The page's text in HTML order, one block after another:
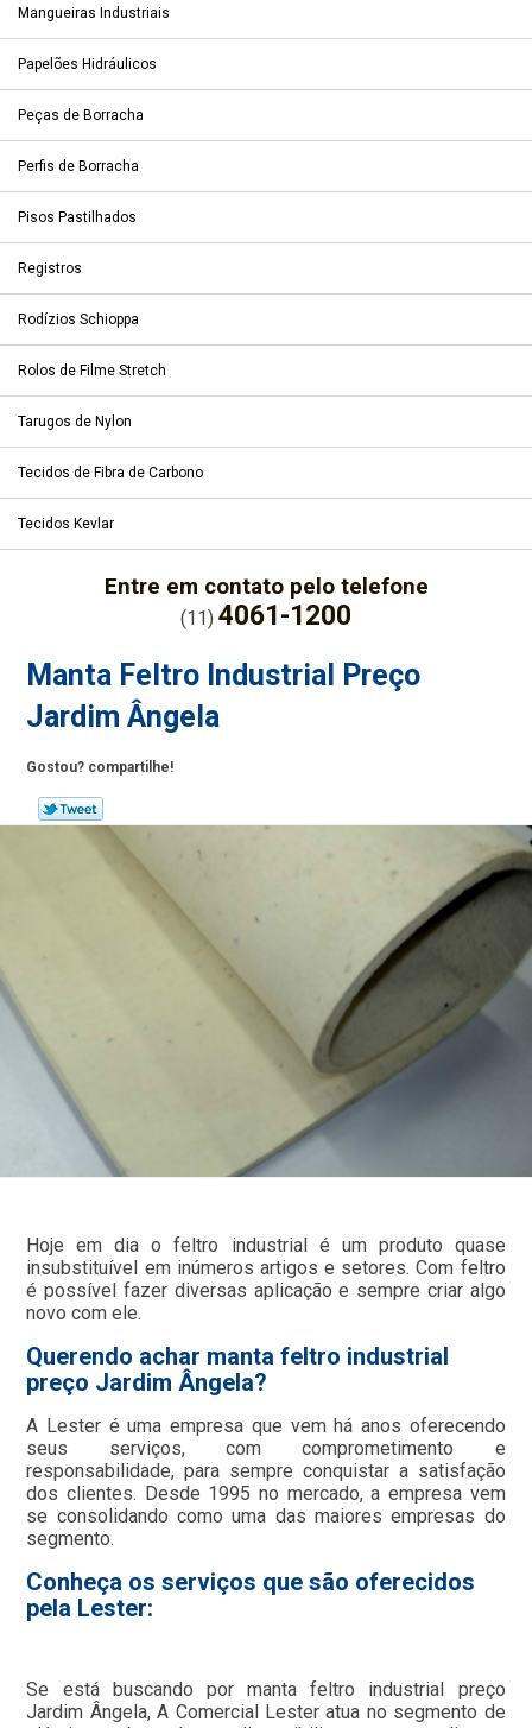
Mangueiras Industriais
Papelões Hidráulicos
Peças de Borracha
Perfis de Borracha
Pisos Pastilhados
Registros
Rodízios Schioppa
Rolos de Filme Stretch
Tarugos de Nylon
Tecidos de Fibra de Carbono
Tecidos Kevlar
Entre em contato pelo telefone
(11) 4061-1200
Manta Feltro Industrial Preço
Jardim Ângela
Gostou? compartilhe!
Hoje em dia o feltro industrial é um produto quase
insubstituível em inúmeros artigos e setores. Com feltro
é possível fazer diversas aplicação e sempre criar algo
novo com ele.
Querendo achar manta feltro industrial
preço Jardim Ângela?
A Lester é uma empresa que vem há anos oferecendo
seus serviços, com comprometimento e
responsabilidade, para sempre conquistar a satisfação
dos clientes. Desde 1995 no mercado, a empresa vem
se consolidando como uma das maiores empresas do
segmento.
Conheça os serviços que são oferecidos
pela Lester:
Se está buscando por manta feltro industrial preço
Jardim Ângela, A Comercial Lester atua no segmento de